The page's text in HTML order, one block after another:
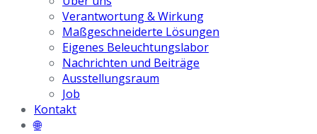
Verantwortung & Wirkung
Maßgeschneiderte Lösungen
Eigenes Beleuchtungslabor
Nachrichten und Beiträge
Ausstellungsraum
Job
Kontakt
🌐